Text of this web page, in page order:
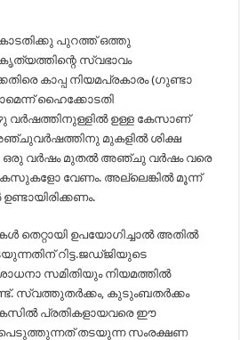
പുറത്ത് ഒത്തു
സ്വഭാവം
കാപ്പ നിയമപ്രകാരം (ഗുണ്ടാ
ഹൈക്കോടതി
വർഷത്തിനുള്ളിൽ ഉള്ള കേസാണ്
മുകളിൽ ശിക്ഷ
ഒരു വർഷം മുതൽ അഞ്ചു വർഷം വരെ
കേസുകളോ വേണം. അല്ലെങ്കിൽ മൂന്ന്
തെറ്റായി ഉപയോഗിച്ചാൽ അതിൽ
റിട്ട.ജഡ്ജിയുടെ
സമിതിയും നിയമത്തിൽ
സ്വത്തുതർക്കം, കുടുംബതർക്കം
പ്രതികളായവരെ ഈ
തടയുന്ന സംരക്ഷണ